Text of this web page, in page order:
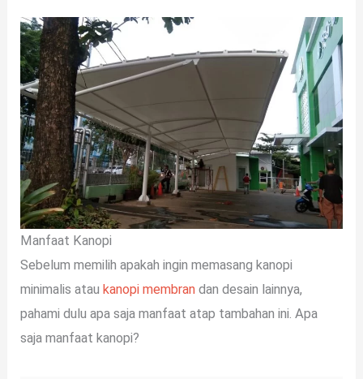
Manfaat Kanopi
Sebelum memilih apakah ingin memasang kanopi
minimalis ataukanopi membran dan desain lainnya,
pahami dulu apa saja manfaat atap tambahan ini. Apa
saja manfaat kanopi?